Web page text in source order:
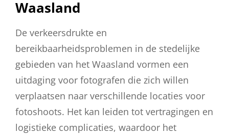
Waasland
De verkeersdrukte en
bereikbaarheidsproblemen in de stedelijke
gebieden van het Waasland vormen een
uitdaging voor fotografen die zich willen
verplaatsen naar verschillende locaties voor
fotoshoots. Het kan leiden tot vertragingen en
logistieke complicaties, waardoor het